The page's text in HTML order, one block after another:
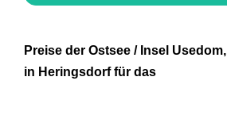
Preise der Ostsee / Insel Usedom,
in Heringsdorf für das